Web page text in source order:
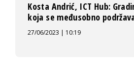
Kosta Andrić, ICT Hub:
koja se međusobno
27/06/2023 | 10:19